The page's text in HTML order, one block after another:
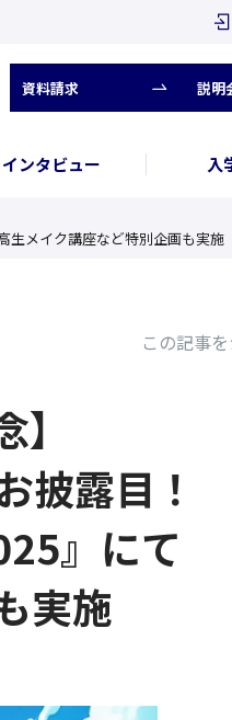
資料請求 説明
インタビュー 入
生メイク講座など特別企画も実施
この記事
披露目！
』にて
実施